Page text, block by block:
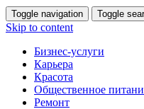
Toggle navigation Toggle
Skip to content
Бизнес-услуги
Карьера
Красота
Общественное
Ремонт